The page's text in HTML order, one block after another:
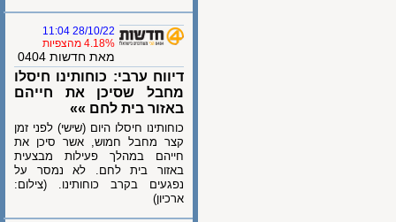
28/10/22 11:04
4.18% מהצפיות
מאת חדשות 0404
דיווח ערבי: כוחותינו חיסלו
מחבל שסיכן את חייהם
באזור בית לחם »»
כוחותינו חיסלו היום (שישי) לפני זמן
קצר מחבל חמוש, אשר סיכן את
חייהם במהלך פעילות מבצעית
באזור בית לחם. לא נמסר על
נפגעים בקרב כוחותינו. (צילום:
ארכיון)